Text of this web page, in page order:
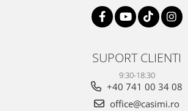
SUPORT CLIENTI
9:30-18:30
+40 741 00 34 08
office@casimi.ro